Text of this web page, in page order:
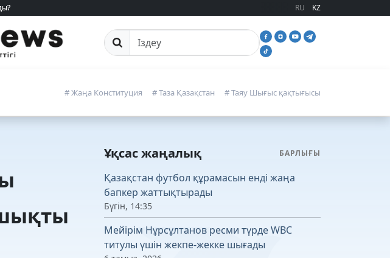
RU KZ
Сайттан іздеу
# Жаңа Конституция # Таза Қазақстан # Таяу Шығыс қақтығысы
Ұқсас жаңалық БАРЛЫҒЫ
Қазақстан футбол құрамасын енді жаңа
бапкер жаттықтырады
Бүгін, 14:35
Мейірім Нұрсұлтанов ресми түрде WBC
титулы үшін жекпе-жекке шығады